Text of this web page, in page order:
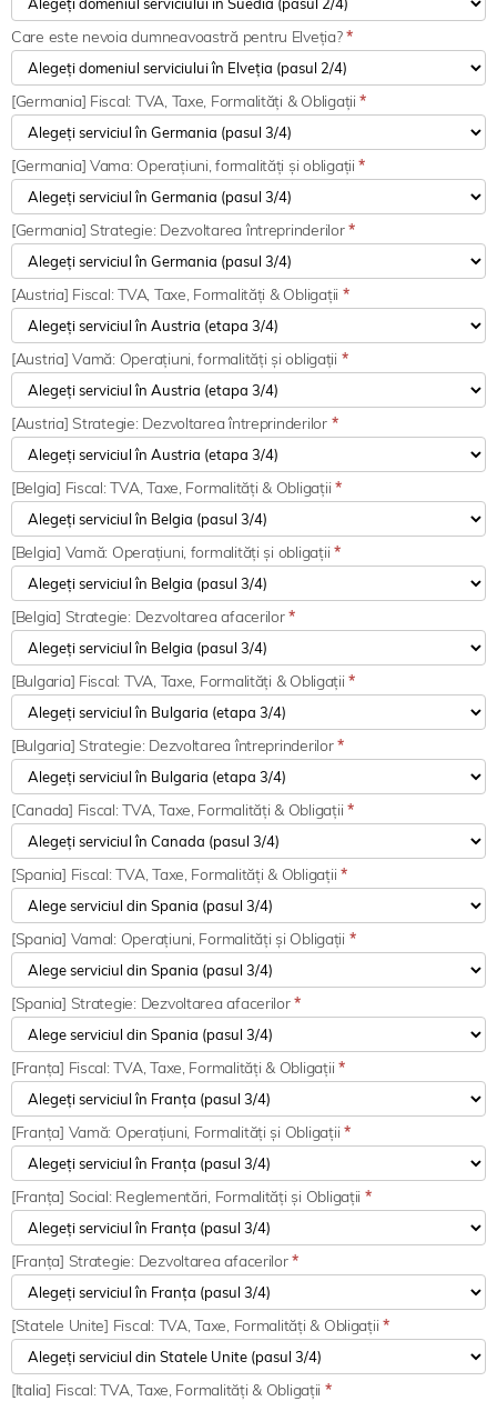
Care este nevoia dumneavoastră pentru Elveția?*
[Germania] Fiscal: TVA, Taxe, Formalități & Obligații*
[Germania] Vama: Operațiuni, formalități și obligații*
[Germania] Strategie: Dezvoltarea întreprinderilor*
[Austria] Fiscal: TVA, Taxe, Formalități & Obligații *
[Austria] Vamă: Operațiuni, formalități și obligații *
[Austria] Strategie: Dezvoltarea întreprinderilor *
[Belgia] Fiscal: TVA, Taxe, Formalități & Obligații*
[Belgia] Vamă: Operațiuni, formalități și obligații*
[Belgia] Strategie: Dezvoltarea afacerilor*
[Bulgaria] Fiscal: TVA, Taxe, Formalități & Obligații*
[Bulgaria] Strategie: Dezvoltarea întreprinderilor*
[Canada] Fiscal: TVA, Taxe, Formalități & Obligații*
[Spania] Fiscal: TVA, Taxe, Formalități & Obligații*
[Spania] Vamal: Operațiuni, Formalități și Obligații *
[Spania] Strategie: Dezvoltarea afacerilor*
[Franța] Fiscal: TVA, Taxe, Formalități & Obligații*
[Franța] Vamă: Operațiuni, Formalități și Obligații*
[Franța] Social: Reglementări, Formalități și Obligații *
[Franța] Strategie: Dezvoltarea afacerilor*
[Statele Unite] Fiscal: TVA, Taxe, Formalități & Obligații*
[Italia] Fiscal: TVA, Taxe, Formalități & Obligații *